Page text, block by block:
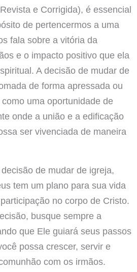
e Corrigida), é essencial
de pertencermos a uma
fala sobre a vitória da
e o impacto positivo que ela
A decisão de mudar de
de forma apressada ou
uma oportunidade de
onde a união e a edificação
ser vivenciada de maneira
de mudar de igreja,
tem um plano para sua vida
no corpo de Cristo.
busque sempre a
que Ele guiará seus passos
possa crescer, servir e
com os irmãos.